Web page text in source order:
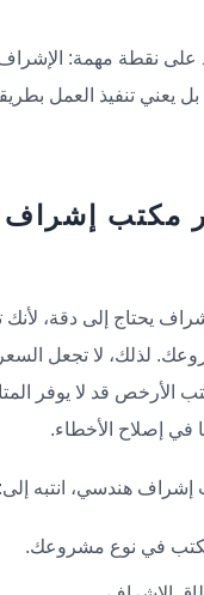
على نقطة مهمة: الإشراف
بل يعني تنفيذ العمل
مكتب
يحتاج إلى دقة، لأنك
لذلك، لا تجعل
الأرخص قد لا يوفر
في إصلاح الأخطاء.
إشراف هندسي، انتبه إلى:
في نوع مشروعك.